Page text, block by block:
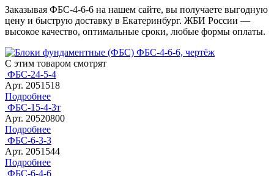
Заказывая ФБС-4-6-6 на нашем сайте, вы получаете выгодную
цену и быструю доставку в Екатеринбург. ЖБИ России —
высокое качество, оптимальные сроки, любые формы оплаты.
С этим товаром смотрят
ФБС-24-5-4
Арт. 2051518
Подробнее
ФБС-15-4-3т
Арт. 20520800
Подробнее
ФБС-6-3-3
Арт. 2051544
Подробнее
ФБС-6-4-6